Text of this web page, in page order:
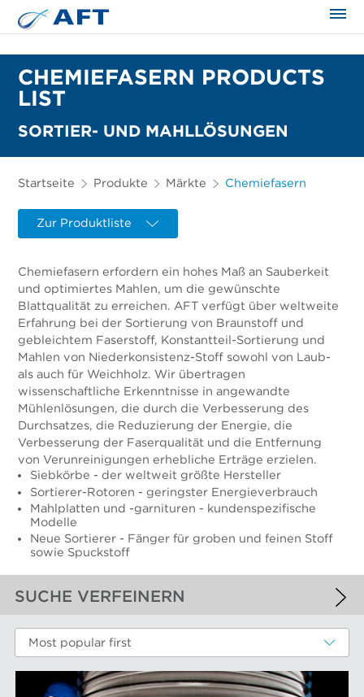
CHEMIEFASERN PRODUCTS
LIST
SORTIER- UND MAHLLÖSUNGEN
Startseite Produkte Märkte Chemiefasern
Zur Produktliste
Chemiefasern erfordern ein hohes Maß an Sauberkeit
und optimiertes Mahlen, um die gewünschte
Blattqualität zu erreichen. AFT verfügt über weltweite
Erfahrung bei der Sortierung von Braunstoff und
gebleichtem Faserstoff, Konstantteil-Sortierung und
Mahlen von Niederkonsistenz-Stoff sowohl von Laub-
als auch für Weichholz. Wir übertragen
wissenschaftliche Erkenntnisse in angewandte
Mühlenlösungen, die durch die Verbesserung des
Durchsatzes, die Reduzierung der Energie, die
Verbesserung der Faserqualität und die Entfernung
von Verunreinigungen erhebliche Erträge erzielen.
Siebkörbe - der weltweit größte Hersteller
Sortierer-Rotoren - geringster Energieverbrauch
Mahlplatten und -garnituren - kundenspezifische
Modelle
Neue Sortierer - Fänger für groben und feinen Stoff
sowie Spuckstoff
SUCHE VERFEINERN
ANGEWANDTE FILTER
Chemiefasern
Most popular first